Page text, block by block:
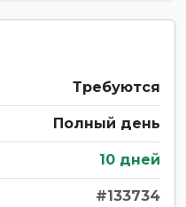
Требуются
Полный день
10 дней
#133734